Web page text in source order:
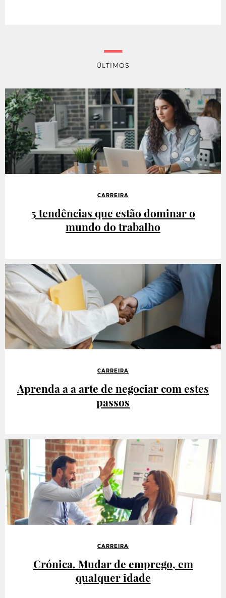
ÚLTIMOS
CARREIRA
5 tendências que estão dominar o
mundo do trabalho
CARREIRA
Aprenda a a arte de negociar com estes
passos
CARREIRA
Crónica. Mudar de emprego, em
qualquer idade